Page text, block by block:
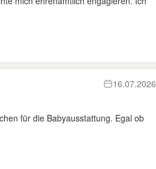
16.07.2026
für die Babyausstattung. Egal ob